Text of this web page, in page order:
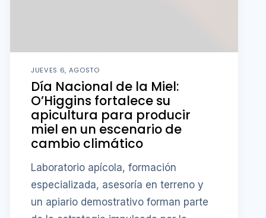
JUEVES 6, AGOSTO
Día Nacional de la Miel:
O’Higgins fortalece su
apicultura para producir
miel en un escenario de
cambio climático
Laboratorio apícola, formación
especializada, asesoría en terreno y
un apiario demostrativo forman parte